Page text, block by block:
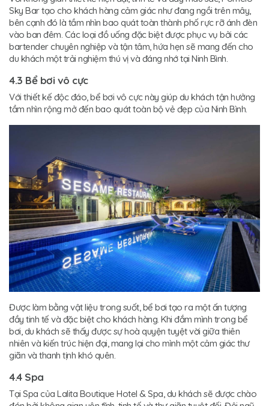
Sky Bar tạo cho khách hàng cảm giác như đang ngồi trên mây,
bên cạnh đó là tầm nhìn bao quát toàn thành phố rực rỡ ánh đèn
vào ban đêm. Các loại đồ uống đặc biệt được phục vụ bởi các
bartender chuyên nghiệp và tận tâm, hứa hẹn sẽ mang đến cho
du khách một trải nghiệm thú vị và đáng nhớ tại Ninh Bình.
4.3 Bể bơi vô cực
Với thiết kế độc đáo, bể bơi vô cực này giúp du khách tận hưởng
tầm nhìn rộng mở đến bao quát toàn bộ vẻ đẹp của Ninh Bình.
Được làm bằng vật liệu trong suốt, bể bơi tạo ra một ấn tượng
đầy tinh tế và đặc biệt cho khách hàng. Khi đắm mình trong bể
bơi, du khách sẽ thấy được sự hoà quyện tuyệt vời giữa thiên
nhiên và kiến trúc hiện đại, mang lại cho mình một cảm giác thư
giãn và thanh tịnh khó quên.
4.4 Spa
Tại Spa của Lalita Boutique Hotel & Spa, du khách sẽ được chào